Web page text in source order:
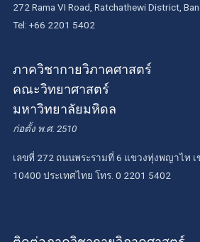
272 Rama VI Road, Ratchathewi District,
Tel: +66 2201 5402
ภาควิชากายวิภาคศาสตร์
คณะวิทยาศาสตร์
มหาวิทยาลัยมหิดล
ก่อตั้ง พ.ศ. 2510
เลขที่ 272 ถนนพระรามที่ 6 แขวงทุ่งพญาไท เ
10400 ประเทศไทย โทร. 0 2201 5402